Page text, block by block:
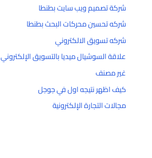
شركة تصميم ويب سايت بطنطا
شركه تحسين محركات البحث بطنطا
شركه تسويق الالكتروني
علاقة السوشيال ميديا بالتسويق الإلكتروني
غير مصنف
كيف اظهر نتيجه اول في جوجل
مجالات التجارة الإلكترونية